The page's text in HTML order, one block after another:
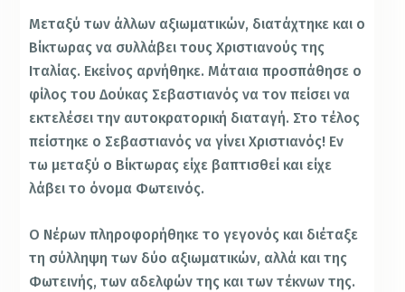
Μεταξύ των άλλων αξιωματικών, διατάχτηκε και ο
Βίκτωρας να συλλάβει τους Χριστιανούς της
Ιταλίας. Εκείνος αρνήθηκε. Μάταια προσπάθησε ο
φίλος του Δούκας Σεβαστιανός να τον πείσει να
εκτελέσει την αυτοκρατορική διαταγή. Στο τέλος
πείστηκε ο Σεβαστιανός να γίνει Χριστιανός! Εν
τω μεταξύ ο Βίκτωρας είχε βαπτισθεί και είχε
λάβει το όνομα Φωτεινός.
Ο Νέρων πληροφορήθηκε το γεγονός και διέταξε
τη σύλληψη των δύο αξιωματικών, αλλά και της
Φωτεινής, των αδελφών της και των τέκνων της.